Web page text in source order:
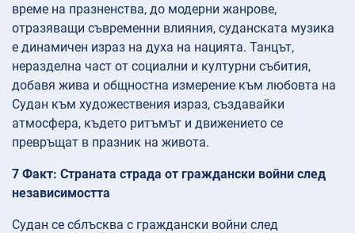
време на празненства, до модерни жанрове,
отразяващи съвременни влияния, суданската музика
е динамичен израз на духа на нацията. Танцът,
неразделна част от социални и културни събития,
добавя жива и общностна измерение към любовта на
Судан към художествения израз, създавайки
атмосфера, където ритъмът и движението се
превръщат в празник на живота.
7 Факт: Страната страда от граждански войни след
независимостта
Судан се сблъсква с граждански войни след